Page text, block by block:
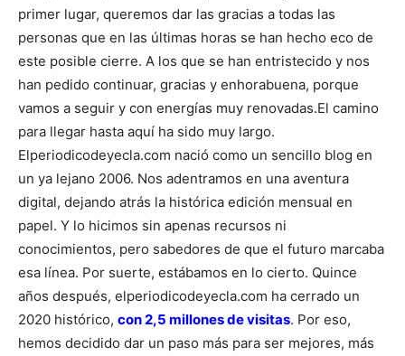
primer lugar, queremos dar las gracias a todas las
personas que en las últimas horas se han hecho eco de
este posible cierre. A los que se han entristecido y nos
han pedido continuar, gracias y enhorabuena, porque
vamos a seguir y con energías muy renovadas.El camino
para llegar hasta aquí ha sido muy largo.
Elperiodicodeyecla.com nació como un sencillo blog en
un ya lejano 2006. Nos adentramos en una aventura
digital, dejando atrás la histórica edición mensual en
papel. Y lo hicimos sin apenas recursos ni
conocimientos, pero sabedores de que el futuro marcaba
esa línea. Por suerte, estábamos en lo cierto. Quince
años después, elperiodicodeyecla.com ha cerrado un
2020 histórico, con 2,5 millones de visitas. Por eso,
hemos decidido dar un paso más para ser mejores, más